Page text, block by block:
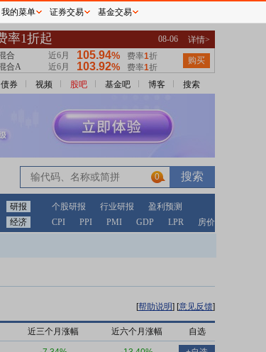
债券 视频 股吧 基金吧 博客 搜索
0
研报 个股研报 行业研报
盈利预测
经济 CPI PPI PMI GDP LPR 房价
[帮助说明] [意见反馈]
近三个月涨幅 近六个月涨幅 自选
我的菜单 证券交易 基金交易